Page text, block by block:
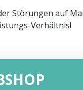
Störungen auf
Verhältnis!